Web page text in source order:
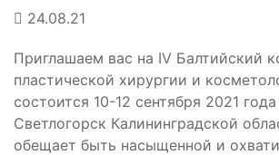
24.08.21
Приглашаем вас на IV Балтийский
пластической хирургии и
состоится 10-12 сентября 2021
Светлогорск Калининградской
обещает быть насыщенной и